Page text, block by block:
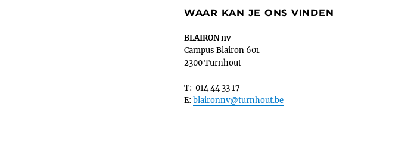
WAAR KAN JE ONS VINDEN
BLAIRON nv
Campus Blairon 601
2300 Turnhout
T: 014 44 33 17
E: blaironnv@turnhout.be